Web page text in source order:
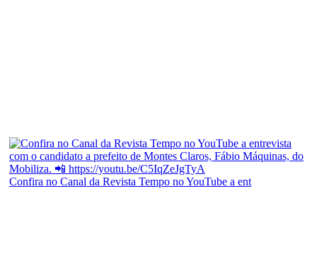
Confira no Canal da Revista Tempo no YouTube a ent